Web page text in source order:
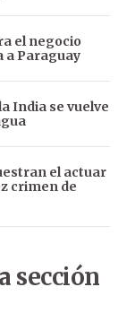
el negocio
a Paraguay
India se vuelve
el actuar
crimen de
sección